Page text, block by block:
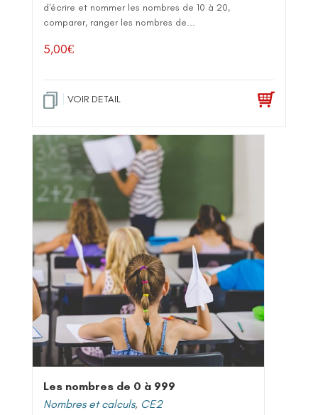
d'écrire et nommer les nombres de 10 à 20,
comparer, ranger les nombres de...
5,00€
VOIR DETAIL
Les nombres de 0 à 999
Nombres et calculs, CE2